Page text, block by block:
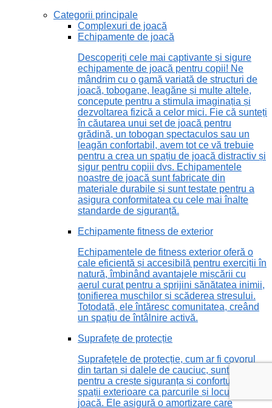
Categorii principale
Complexuri de joacă
Echipamente de joacă
Descoperiți cele mai captivante și sigure
echipamente de joacă pentru copii! Ne
mândrim cu o gamă variată de structuri de
joacă, tobogane, leagăne și multe altele,
concepute pentru a stimula imaginația și
dezvoltarea fizică a celor mici. Fie că sunteți
în căutarea unui set de joacă pentru
grădină, un tobogan spectaculos sau un
leagăn confortabil, avem tot ce vă trebuie
pentru a crea un spațiu de joacă distractiv și
sigur pentru copiii dvs. Echipamentele
noastre de joacă sunt fabricate din
materiale durabile și sunt testate pentru a
asigura conformitatea cu cele mai înalte
standarde de siguranță.
Echipamente fitness de exterior
Echipamentele de fitness exterior oferă o
cale eficientă și accesibilă pentru exerciții în
natură, îmbinând avantajele mișcării cu
aerul curat pentru a sprijini sănătatea inimii,
tonifierea mușchilor și scăderea stresului.
Totodată, ele întăresc comunitatea, creând
un spațiu de întâlnire activă.
Suprafețe de protecție
Suprafețele de protecție, cum ar fi covorul
din tartan și dalele de cauciuc, sunt vitale
pentru a crește siguranța și confortul în
spații exterioare ca parcurile și locurile de
joacă. Ele asigură o amortizare care